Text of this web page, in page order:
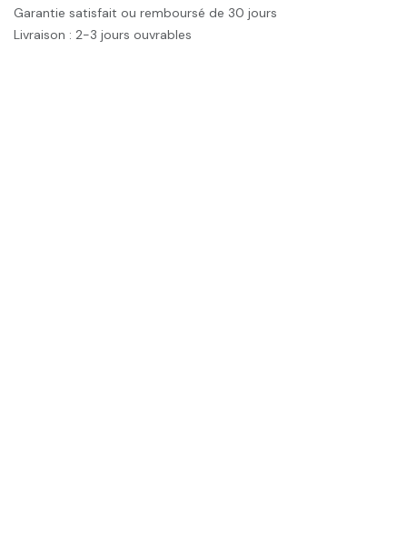
Garantie satisfait ou remboursé de 30 jours
Livraison : 2-3 jours ouvrables